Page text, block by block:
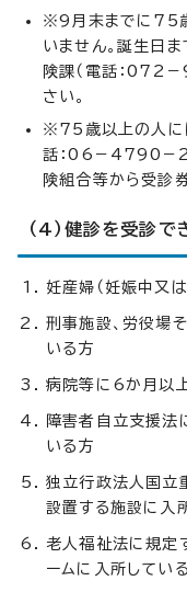
※9月末までに75
いません。誕生日
険課（電話：072
さい。
※75歳以上の人に
話：06－4790－
険組合等から受診
（4）健診を受診で
妊産婦（妊娠中又
刑事施設、労役場
いる方
病院等に6か月以
障害者自立支援法
いる方
独立行政法人国立
設置する施設に入
老人福祉法に規定
ームに入所してい